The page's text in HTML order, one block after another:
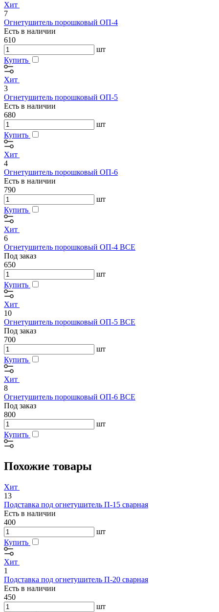
Хит
7
Огнетушитель порошковый ОП-4
Есть в наличии
610
шт
Купить
Хит
3
Огнетушитель порошковый ОП-5
Есть в наличии
680
шт
Купить
Хит
4
Огнетушитель порошковый ОП-6
Есть в наличии
790
шт
Купить
Хит
6
Огнетушитель порошковый ОП-4 BCE
Под заказ
650
шт
Купить
Хит
10
Огнетушитель порошковый ОП-5 BCE
Под заказ
700
шт
Купить
Хит
8
Огнетушитель порошковый ОП-6 BCE
Под заказ
800
шт
Купить
Похожие товары
Хит
13
Подставка под огнетушитель П-15 сварная
Есть в наличии
400
шт
Купить
Хит
1
Подставка под огнетушитель П-20 сварная
Есть в наличии
450
шт